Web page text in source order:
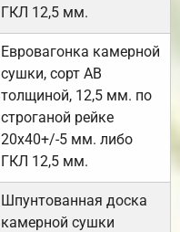
ГКЛ 12,5 мм.
Евровагонка камерной
сушки, сорт АВ
толщиной, 12,5 мм. по
строганой рейке
20х40+/-5 мм. либо
ГКЛ 12,5 мм.
Шпунтованная доска
камерной сушки